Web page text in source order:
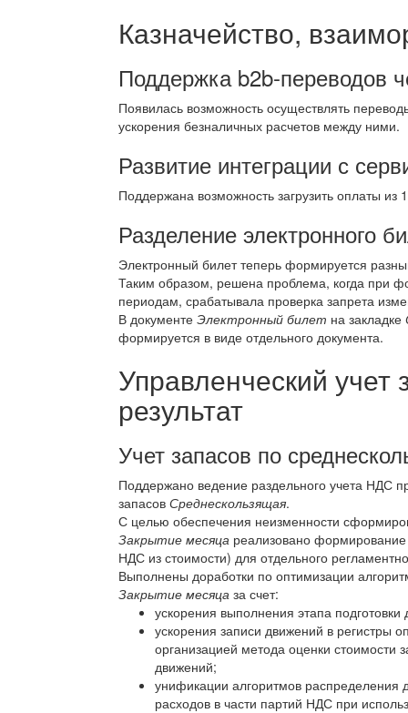
Казначейство,
Поддержка b2b-переводов
Появилась возможность осуществлять
ускорения безналичных расчетов между ними.
Развитие интеграции с
Поддержана возможность загрузить оплаты из
Разделение электронного
Электронный билет теперь формируется
Таким образом, решена проблема, когда при
периодам, срабатывала проверка запрета
В документе Электронный билет на закладке
формируется в виде отдельного документа.
Управленческий
результат
Учет запасов по
Поддержано ведение раздельного учета НДС
запасов Среднескользящая.
С целью обеспечения неизменности
Закрытие месяца реализовано
НДС из стоимости) для отдельного
Выполнены доработки по оптимизации
Закрытие месяца за счет:
ускорения выполнения этапа
ускорения записи движений в регистры
организацией метода оценки стоимости
движений;
унификации алгоритмов распределения
расходов в части партий НДС при